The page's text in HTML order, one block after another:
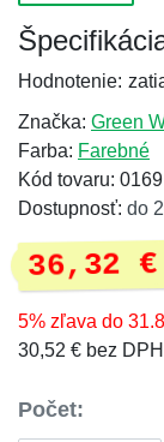
Hodnotenie:
Značka: Green
Farba: Farebné
Kód tovaru: 0169
Dostupnosť: do
36,32 €
5% zľava do
30,52 € bez
Počet: